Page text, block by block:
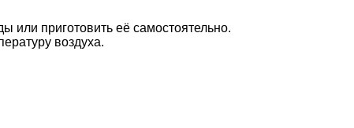
или приготовить её самостоятельно.
воздуха.